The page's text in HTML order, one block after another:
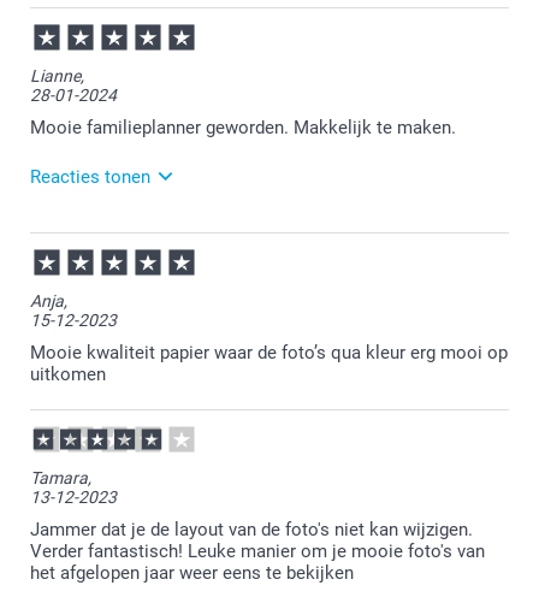
29-01-2025
14:30
Bedankt voor je review. Wat ontzettend fijn dat je nog
familieplanner. Heel veel plezier er van!
Lianne,
28-01-2024
Mooie familieplanner geworden. Makkelijk te maken.
Reacties tonen
29-01-2024
13:59
Bedankt voor je bericht.
Dat is heel fijn om te lezen.
Heel veel plezier ervan!
Anja,
15-12-2023
Mooie kwaliteit papier waar de foto’s qua kleur erg mooi op
uitkomen
Tamara,
13-12-2023
Jammer dat je de layout van de foto's niet kan wijzigen.
Verder fantastisch! Leuke manier om je mooie foto's van
het afgelopen jaar weer eens te bekijken